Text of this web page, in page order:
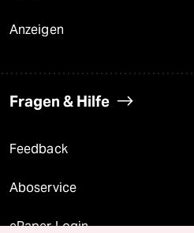
Anzeigen
Fragen & Hilfe
Feedback
Aboservice
ePaper Login